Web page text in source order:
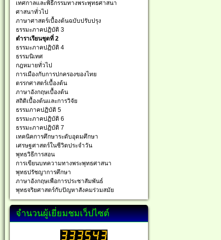
เทศกาลและพิธีกรรมทางพระพุทธศาสนา
ศาสนาทั่วไป
ภาษาศาสตร์เบื้องต้นฉบับปรับปรุง
ธรรมะภาคปฏิบัติ 3
ตำราเรียนชุดที่ 2
ธรรมะภาคปฏิบัติ 4
ธรรมนิเทศ
กฎหมายทั่วไป
การเมืองกับการปกครองของไทย
ตรรกศาสตร์เบื้องต้น
ภาษาอังกฤษเบื้องต้น
สถิติเบื้องต้นและการวิจัย
ธรรมภาคปฏิบัติ 5
ธรรมะภาคปฏิบัติ 6
ธรรมะภาคปฏิบัติ 7
เทคนิคการศึกษาระดับอุดมศึกษา
เศรษฐศาสตร์ในชีวิตประจำวัน
พุทธวิธีการสอน
การเขียนบทความทางพระพุทธศาสนา
พุทธปรัชญาการศึกษา
ภาษาอังกฤษเพือการประชาสัมพันธ์
พุทธจริยศาสตร์กับปัญหาสังคมร่วมสมัย
จำนวนผู้เยี่ยมชมเว็ปไซต์